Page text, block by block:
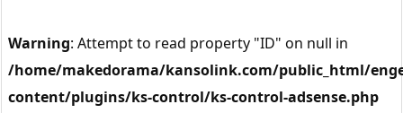
Warning: Attempt to read property "ID" on null in
/home/makedorama/kansolink.com/public_html/
content/plugins/ks-control/ks-control-adsense.php